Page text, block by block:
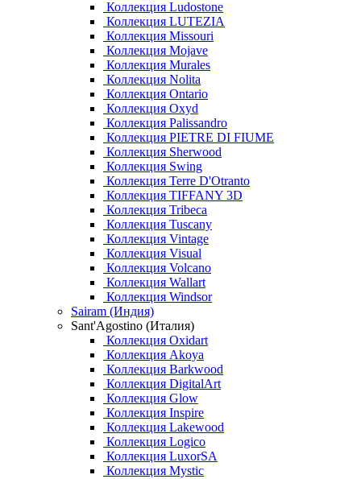
Коллекция Ludostone
Коллекция LUTEZIA
Коллекция Missouri
Коллекция Mojave
Коллекция Murales
Коллекция Nolita
Коллекция Ontario
Коллекция Oxyd
Коллекция Palissandro
Коллекция PIETRE DI FIUME
Коллекция Sherwood
Коллекция Swing
Коллекция Terre D'Otranto
Коллекция TIFFANY 3D
Коллекция Tribeca
Коллекция Tuscany
Коллекция Vintage
Коллекция Visual
Коллекция Volcano
Коллекция Wallart
Коллекция Windsor
Sairam (Индия)
Sant'Agostino (Италия)
Коллекция Oxidart
Коллекция Akoya
Коллекция Barkwood
Коллекция DigitalArt
Коллекция Glow
Коллекция Inspire
Коллекция Lakewood
Коллекция Logico
Коллекция LuxorSA
Коллекция Mystic